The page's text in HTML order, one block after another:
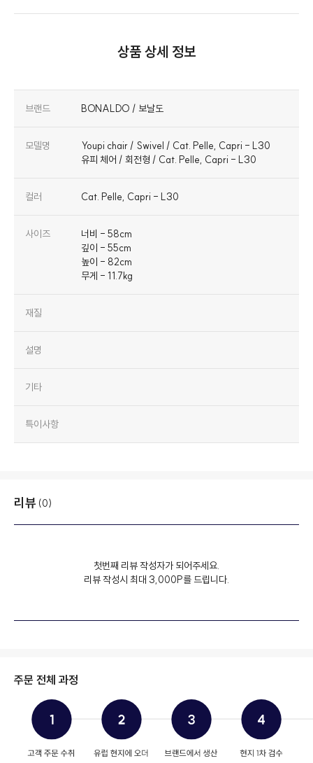
상품 상세 정보
브랜드 BONALDO / 보날도
모델명
Youpi chair / Swivel / Cat. Pelle, Capri - L30
유피 체어 / 회전형 / Cat. Pelle, Capri - L30
컬러 Cat. Pelle, Capri - L30
사이즈
너비 - 58cm
깊이 - 55cm
높이 - 82cm
무게 - 11.7kg
재질
설명
기타
특이사항
리뷰 (0)
첫번째 리뷰 작성자가 되어주세요.
리뷰 작성시 최대 3,000P를 드립니다.
주문 전체 과정